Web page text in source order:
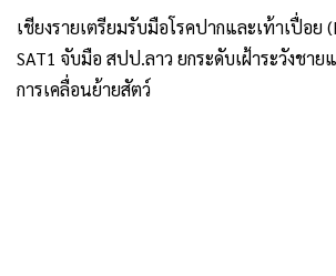
เชียงรายเตรียมรับมือโรคปากและเท้าเปื่อย
SAT1 จับมือ สปป.ลาว ยกระดับเฝ้าระวังชา
การเคลื่อนย้ายสัตว์